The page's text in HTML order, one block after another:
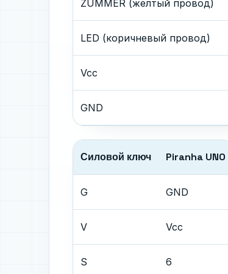
ZUMMER (желтый провод)
LED (коричневый провод)
Vcc
GND
Силовой ключ Piranha UNO
G GND
V Vcc
S 6